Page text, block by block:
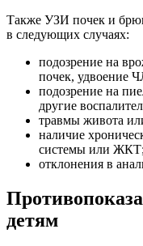
Также УЗИ почек и
в следующих случаях:
подозрение на
почек, удвоение
подозрение на
другие
травмы живота
наличие
системы или ЖКТ;
отклонения в
детям